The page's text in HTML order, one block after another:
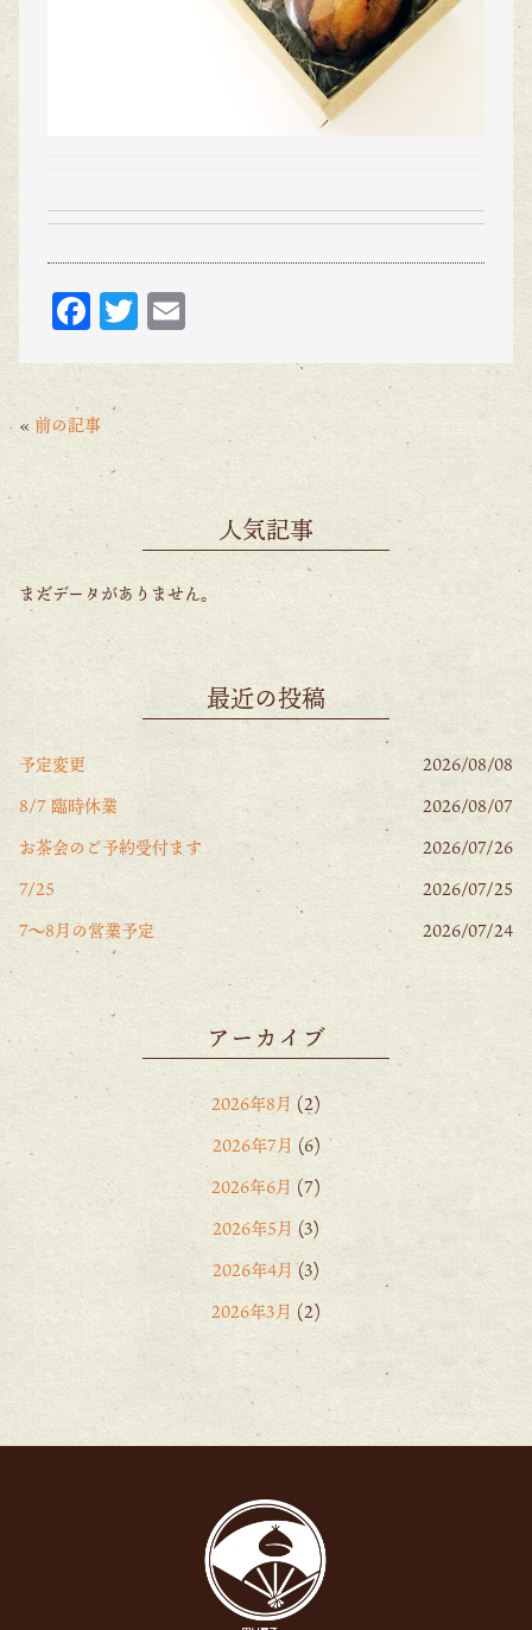
F
ac
o
o
T
w m
« 前の記事
人気記事
まだデータがありません。
最近の投稿
予定変更
2026/08/08
8/7 臨時休業
2026/08/07
お茶会のご予約受付ます
2026/07/26
7/25
2026/07/25
7〜8月の営業予定
2026/07/24
アーカイブ
2026年8月 (2)
2026年7月 (6)
2026年6月 (7)
2026年5月 (3)
2026年4月 (3)
2026年3月 (2)
2026年2月
(6)
2026年1月
(1)
2025年12月
2025年10月(6)
2025年9月(11)
2025年8月(11)